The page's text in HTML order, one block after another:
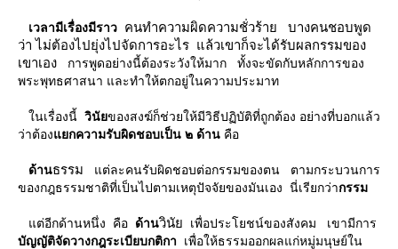
เวลามีเรื่องมีราว คนทำความผิดความชั่วร้าย บางคนชอบพูด
ว่า ไม่ต้องไปยุ่งไปจัดการอะไร แล้วเขาก็จะได้รับผลกรรมของ
เขาเอง การพูดอย่างนี้ต้องระวังให้มาก ทั้งจะขัดกับหลักการของ
พระพุทธศาสนา และทำให้ตกอยู่ในความประมาท
นเรื่องนี้ วินัของสงฆ์ก็ช่วยให้มีวิธีปฏิบัติที่ถูกต้อง อย่างที่บอกแล้ว
ว่าต้องกความรับผิดชอบเป็น ๒ ด้าน คือ
ด้านธรรม
ต่ละคนรับผิดชอบต่อกรรมของตน ตามกระบวนการ
ของกฎธรรมชาติที่เป็นไปตามเหตุปัจจัยของมันเอง นี่เรียกว่ากรรม
ต่อีกด้านหนึ่ง คือ ด้านวินั เพื่อประโยชน์ของสังคม เขามีการ
บัญญัติจัดวางกฎระเบียบกติกา เพื่อให้ธรรมออกผลแก่หมู่มนุษย์ใน